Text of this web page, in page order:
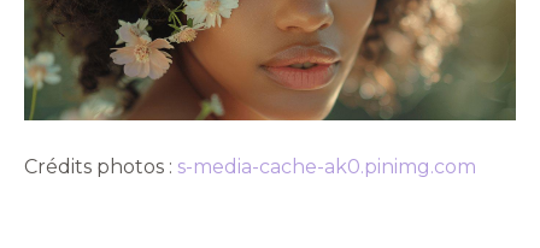
Crédits photos : s-media-cache-ak0.pinimg.com